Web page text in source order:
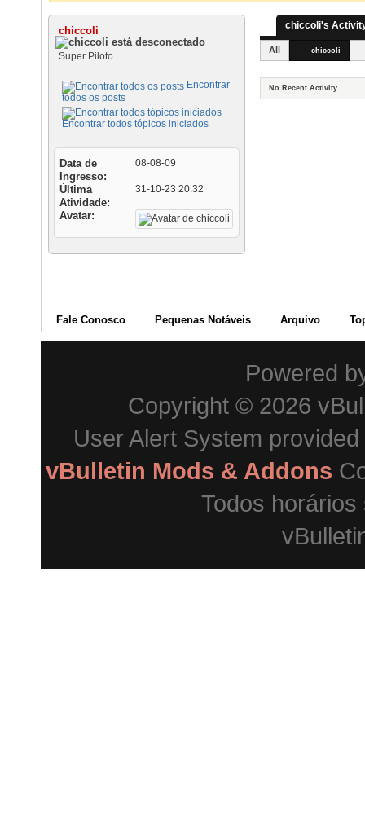
chiccoli
Super Piloto
Encontrar
todos os posts
Encontrar todos tópicos iniciados
Data de
Ingresso
08-08-09
Última
Atividade
31-10-23 20:32
Avatar
chiccoli's
All chiccoli
No Recent Activity
Fale Conosco Pequenas Notáveis Arquivo
Powered
Copyright © 2026
User Alert System
vBulletin Mods & Addons
Todos